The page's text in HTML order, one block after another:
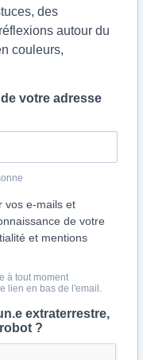
des
autour du
couleurs,
votre adresse
vos e-mails et
de votre
et mentions
à tout moment
lien en bas de l'email.
extraterrestre,
?